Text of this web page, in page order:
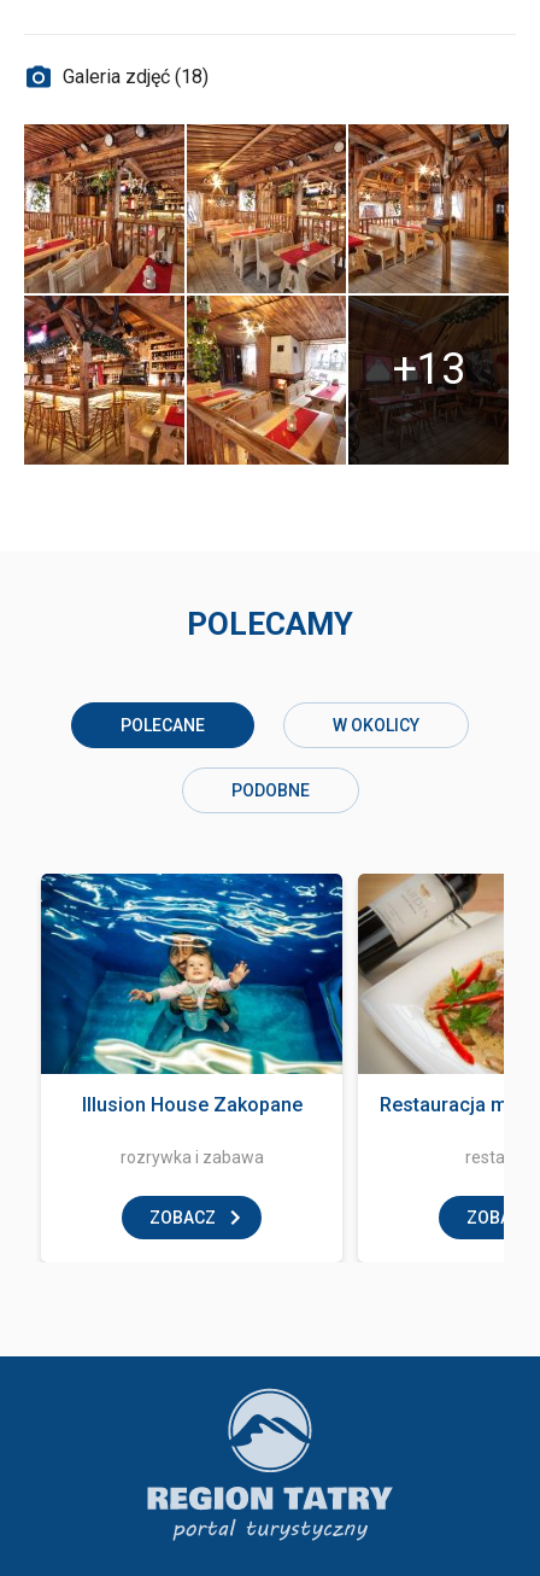
Galeria zdjęć (18)
+13
POLECAMY
POLECANE W OKOLICY
PODOBNE
Illusion House Zakopane
rozrywka i zabawa
ZOBACZ
Restauracja
ZOBACZ